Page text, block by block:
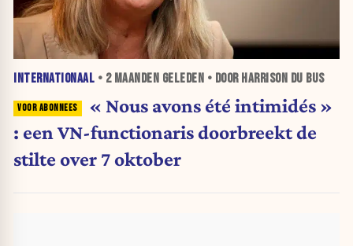
INTERNATIONAAL • 2 MAANDEN GELEDEN • DOOR HARRISON DU BUS
« Nous avons été intimidés »
: een VN-functionaris doorbreekt de
stilte over 7 oktober